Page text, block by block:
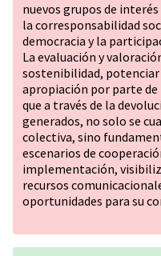
nuevos grupos de
la corresponsabilidad
democracia y la
La evaluación y
sostenibilidad, potenciar
apropiación por parte
que a través de la
generados, no solo se
colectiva, sino
escenarios de
implementación,
recursos
oportunidades para su